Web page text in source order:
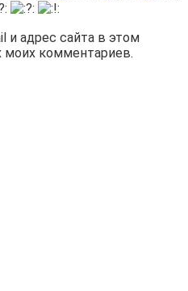
и адрес сайта в этом
моих комментариев.